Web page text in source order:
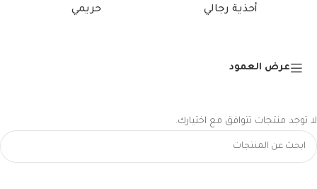
أحذية رجالي حريمي
عرض العمود
لا توجد منتجات تتوافق مع اختيارك.